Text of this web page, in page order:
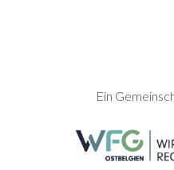
SEITENFUSS
Ein